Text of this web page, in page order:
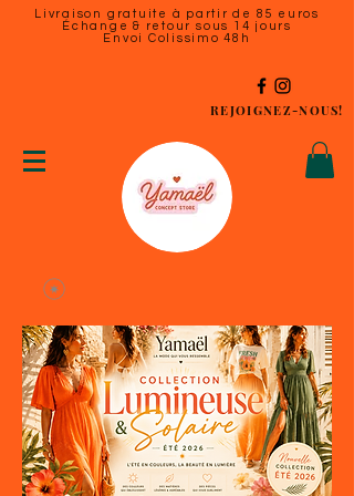
Livraison gratuite à partir de 85 euros
Échange & retour sous 14 jours
Envoi Colissimo 48h
REJOIGNEZ-NOUS!